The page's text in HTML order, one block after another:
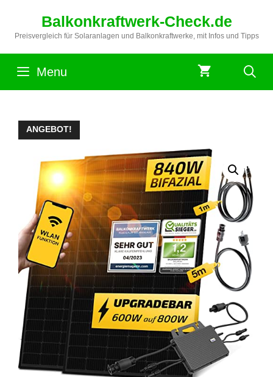
springen
Balkonkraftwerk-Check.de
Preisvergleich für Solaranlagen und Balkonkraftwerke, mit Infos und Tipps
Menu
ANGEBOT!